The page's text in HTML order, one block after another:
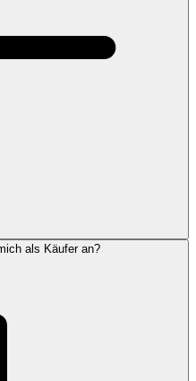
als Käufer an?